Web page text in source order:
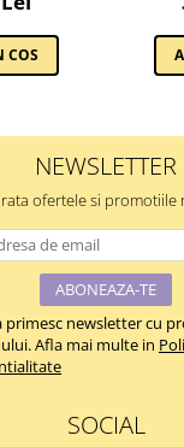
COS
NEWSLETTER
ofertele si promotiile
primesc newsletter cu
Afla mai multe in
SOCIAL